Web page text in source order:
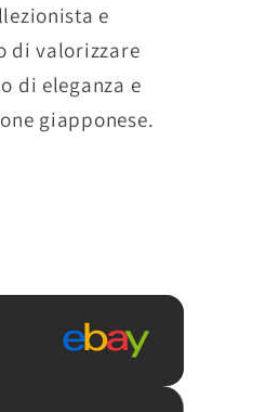
e
di valorizzare
di eleganza e
giapponese.